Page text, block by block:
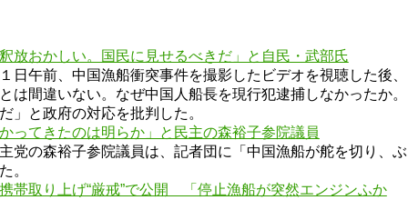
放おかしい。国民に見せるべきだ」と自民・武部氏
午前、中国漁船衝突事件を撮影したビデオを視聴した後、
は間違いない。なぜ中国人船長を現行犯逮捕しなかったか。
」と政府の対応を批判した。
ってきたのは明らか」と民主の森裕子参院議員
党の森裕子参院議員は、記者団に「中国漁船が舵を切り、ぶ
。
帯取り上げ“厳戒”で公開 「停止漁船が突然エンジンふか